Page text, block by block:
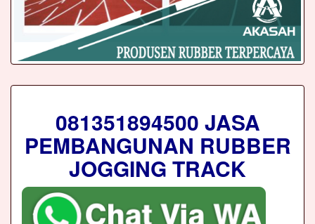
081351894500 JASA
PEMBANGUNAN RUBBER
JOGGING TRACK